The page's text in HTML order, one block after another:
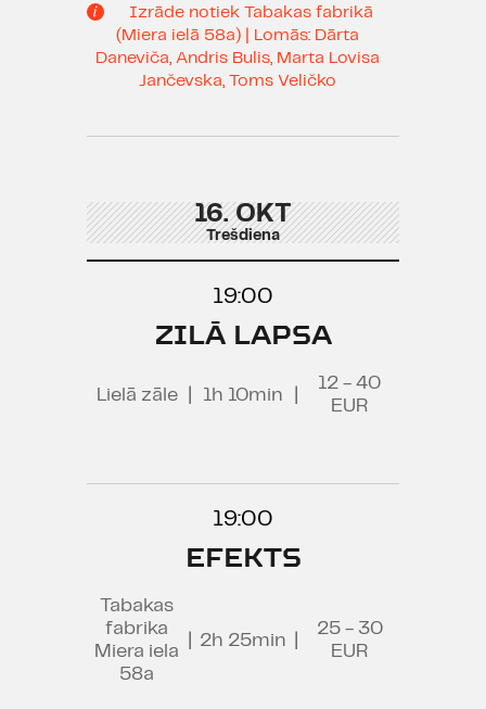
Izrāde notiek Tabakas fabrikā
(Miera ielā 58a) | Lomās: Dārta
Daneviča, Andris Bulis, Marta Lovisa
Jančevska, Toms Veličko
16. OKT
Trešdiena
19:00
ZILĀ LAPSA
Lielā zāle 1h 10min
12 - 40
EUR
19:00
EFEKTS
Tabakas
fabrika
Miera iela
58a
2h 25min
25 - 30
EUR